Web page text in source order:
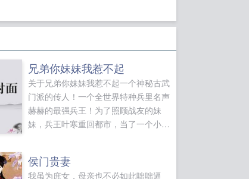
兄弟你妹妹我惹不起
关于兄弟你妹妹我惹不起一个神秘古武
门派的传人！一个全世界特种兵里名声
赫赫的最强兵王！为了照顾战友的妹
妹，兵王叶寒重回都市，当了一个小小
调。...
侯门贵妻
我虽为庶女，母亲也不必如此咄咄逼